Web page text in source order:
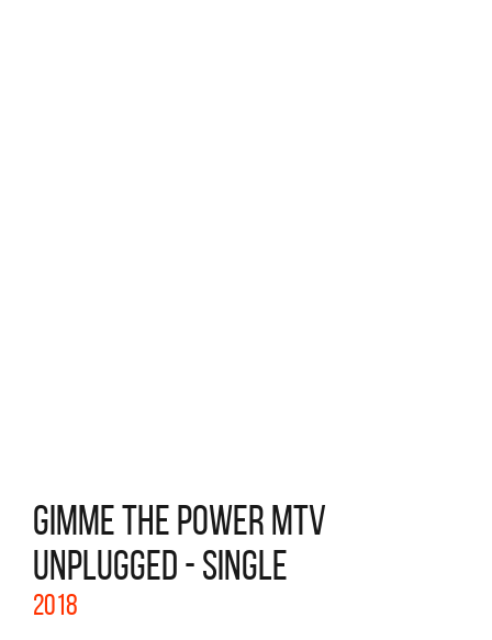
GIMME THE POWER MTV
UNPLUGGED - SINGLE
2018